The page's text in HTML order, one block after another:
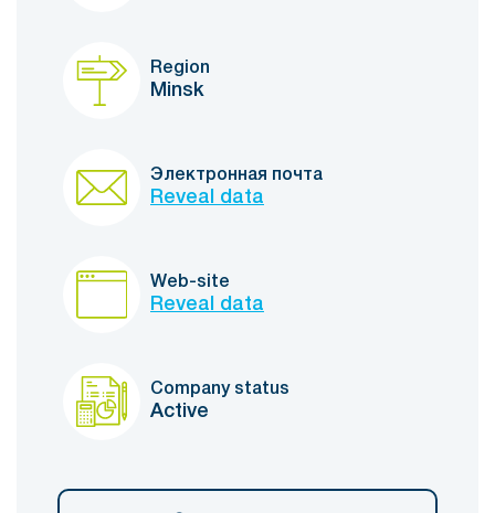
Region
Minsk
Электронная почта
Reveal data
Web-site
Reveal data
Company status
Active